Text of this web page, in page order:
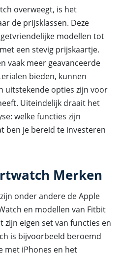
overweegt, is het
de prijsklassen. Deze
modellen tot
een stevig prijskaartje.
vaak meer geavanceerde
bieden, kunnen
uitstekende opties zijn voor
Uiteindelijk draait het
welke functies zijn
ben je bereid te investeren
Merken
onder andere de Apple
en modellen van Fitbit
zijn eigen set van functies en
is bijvoorbeeld beroemd
met iPhones en het